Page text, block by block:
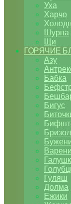
Уха
Харчо
Шурпа
Щи
ГОРЯЧИЕ
Азу
Бабка
Бигус
Гуляш
Долма
Ежики